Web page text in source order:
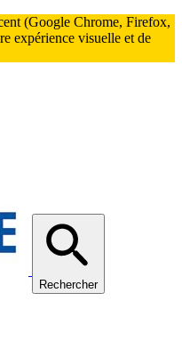
(Google Chrome, Firefox,
expérience visuelle et de
Rechercher